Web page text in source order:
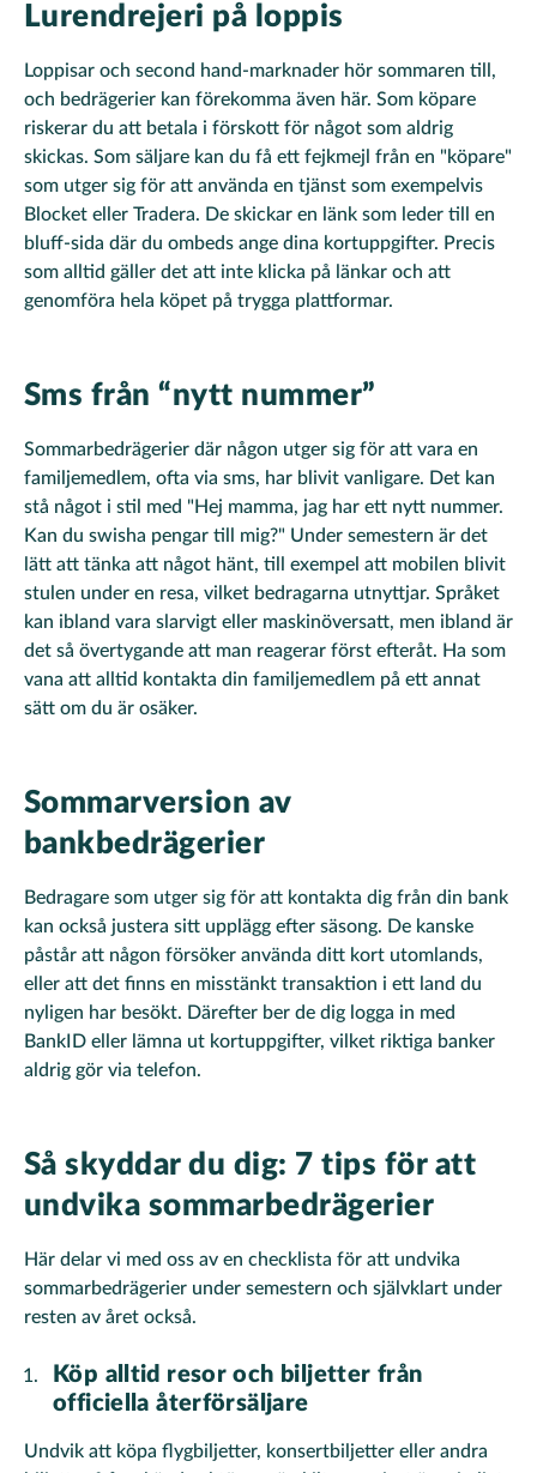
Lurendrejeri på loppis
Loppisar och second hand-marknader hör sommaren till,
och bedrägerier kan förekomma även här. Som köpare
riskerar du att betala i förskott för något som aldrig
skickas. Som säljare kan du få ett fejkmejl från en "köpare"
som utger sig för att använda en tjänst som exempelvis
Blocket eller Tradera. De skickar en länk som leder till en
bluff-sida där du ombeds ange dina kortuppgifter. Precis
som alltid gäller det att inte klicka på länkar och att
genomföra hela köpet på trygga plattformar.
Sms från “nytt nummer”
Sommarbedrägerier där någon utger sig för att vara en
familjemedlem, ofta via sms, har blivit vanligare. Det kan
stå något i stil med "Hej mamma, jag har ett nytt nummer.
Kan du swisha pengar till mig?" Under semestern är det
lätt att tänka att något hänt, till exempel att mobilen blivit
stulen under en resa, vilket bedragarna utnyttjar. Språket
kan ibland vara slarvigt eller maskinöversatt, men ibland är
det så övertygande att man reagerar först efteråt. Ha som
vana att alltid kontakta din familjemedlem på ett annat
sätt om du är osäker.
Sommarversion av
bankbedrägerier
Bedragare som utger sig för att kontakta dig från din bank
kan också justera sitt upplägg efter säsong. De kanske
påstår att någon försöker använda ditt kort utomlands,
eller att det finns en misstänkt transaktion i ett land du
nyligen har besökt. Därefter ber de dig logga in med
BankID eller lämna ut kortuppgifter, vilket riktiga banker
aldrig gör via telefon.
Så skyddar du dig: 7 tips för att
undvika sommarbedrägerier
Här delar vi med oss av en checklista för att undvika
sommarbedrägerier under semestern och självklart under
resten av året också.
Köp alltid resor och biljetter från
officiella återförsäljare
Undvik att köpa flygbiljetter, konsertbiljetter eller andra